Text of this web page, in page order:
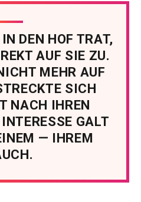
DEN HOF TRAT,
AUF SIE ZU.
MEHR AUF
SICH
NACH IHREN
GALT
— IHREM